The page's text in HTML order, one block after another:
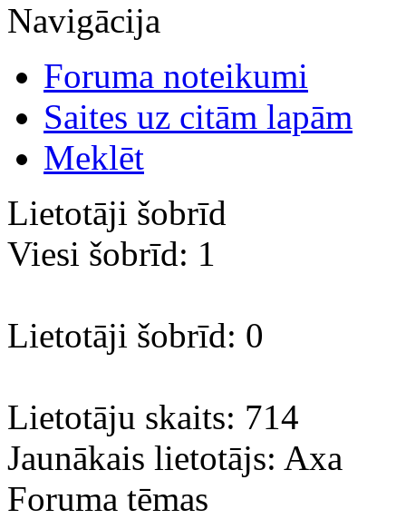
Navigācija
Foruma noteikumi
Saites uz citām lapām
Meklēt
Lietotāji šobrīd
Viesi šobrīd: 1
Lietotāji šobrīd: 0
Lietotāju skaits: 714
Jaunākais lietotājs: Axa
Foruma tēmas